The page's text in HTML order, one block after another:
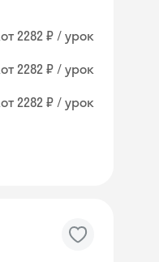
от 2282 ₽ / урок
от 2282 ₽ / урок
от 2282 ₽ / урок